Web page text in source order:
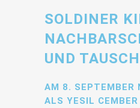
SOLDINER
UND
AM 8. SEPTEMBER
ALS YESIL CEMBER